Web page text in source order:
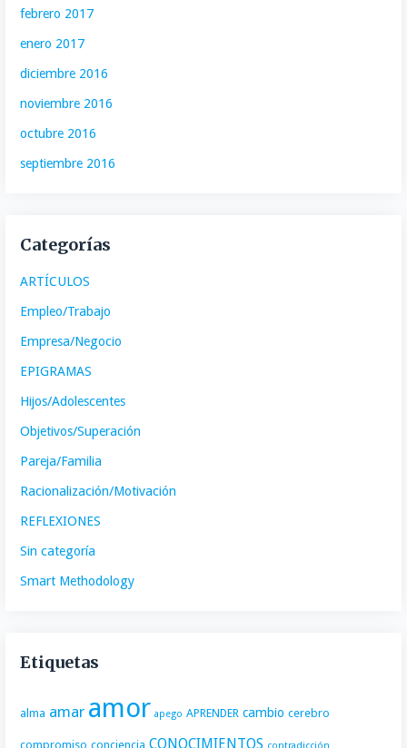
febrero 2017
enero 2017
diciembre 2016
noviembre 2016
octubre 2016
septiembre 2016
Categorías
ARTÍCULOS
Empleo/Trabajo
Empresa/Negocio
EPIGRAMAS
Hijos/Adolescentes
Objetivos/Superación
Pareja/Familia
Racionalización/Motivación
REFLEXIONES
Sin categoría
Smart Methodology
Etiquetas
alma amar amor apego APRENDER cambio cerebro
compromiso conciencia CONOCIMIENTOS